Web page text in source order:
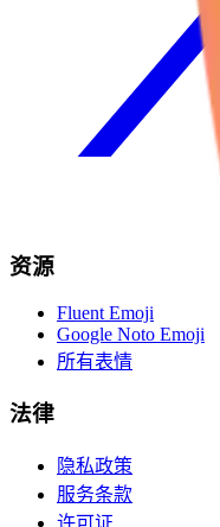
资源
Fluent Emoji
Google Noto Emoji
所有表情
法律
隐私政策
服务条款